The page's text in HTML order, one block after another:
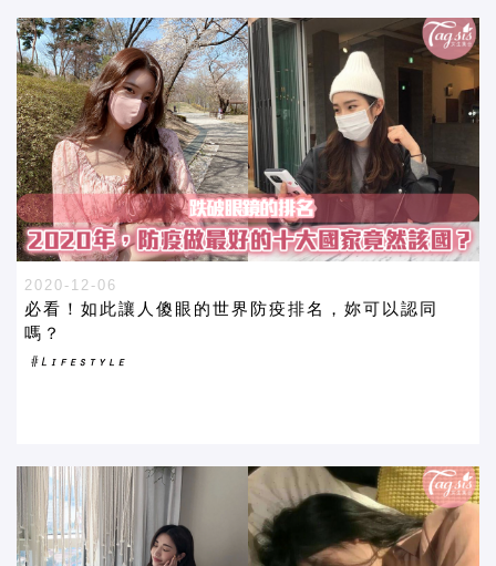
2020-12-06
必看！如此讓人傻眼的世界防疫排名，妳可以認同
嗎？